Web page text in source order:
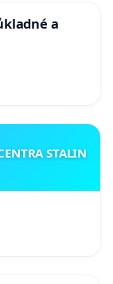
a
STALIN